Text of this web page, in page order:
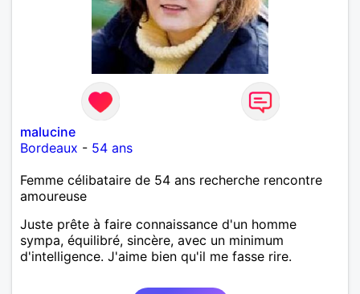
malucine
Bordeaux - 54 ans
Femme célibataire de 54 ans recherche rencontre
amoureuse
Juste prête à faire connaissance d'un homme
sympa, équilibré, sincère, avec un minimum
d'intelligence. J'aime bien qu'il me fasse rire.